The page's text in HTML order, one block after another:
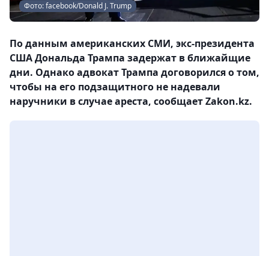
Фото: facebook/Donald J. Trump
По данным американских СМИ, экс-президента
США Дональда Трампа задержат в ближайщие
дни. Однако адвокат Трампа договорился о том,
чтобы на его подзащитного не надевали
наручники в случае ареста, сообщает Zakon.kz.